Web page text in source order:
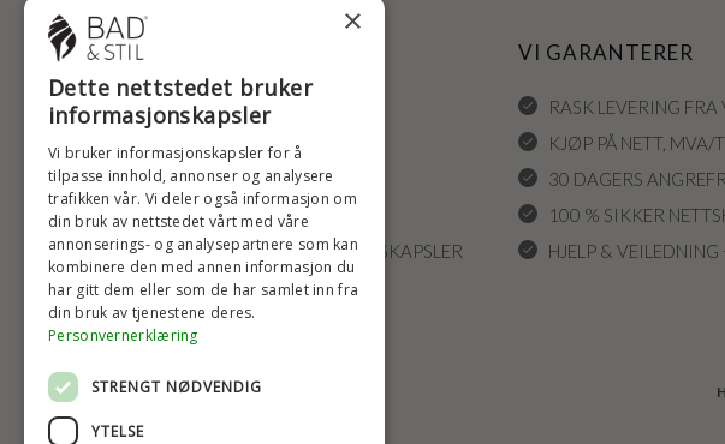
NYTTIGE LENKER
ANGRERETT
LEVERING OG RETURRETT
REKLAMASJONER
FRAKT
INNSTILLINGER FOR INFORMASJONSKAPSLER
VI GARANTERER
RASK LEVERING FRA
KJØP PÅ NETT, MVA/
30 DAGERS
100 % SIKKER
HJELP &
×
Dette nettstedet bruker
informasjonskapsler
Vi bruker informasjonskapsler for å
tilpasse innhold, annonser og analysere
trafikken vår. Vi deler også informasjon om
din bruk av nettstedet vårt med våre
annonserings- og analysepartnere som kan
kombinere den med annen informasjon du
har gitt dem eller som de har samlet inn fra
din bruk av tjenestene deres.
Personvernerklæring
STRENGT NØDVENDIG
YTELSE